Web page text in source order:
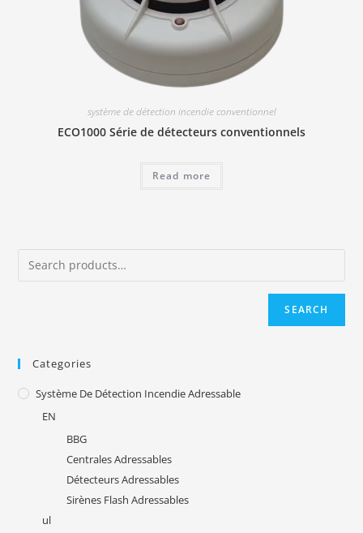
système de détection incendie conventionnel
ECO1000 Série de détecteurs conventionnels
Read more
SEARCH
Categories
Système De Détection Incendie Adressable
EN
BBG
Centrales Adressables
Détecteurs Adressables
Sirènes Flash Adressables
ul